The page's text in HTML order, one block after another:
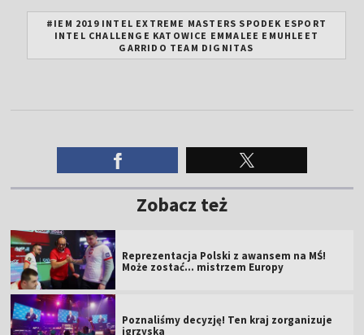
#IEM 2019 INTEL EXTREME MASTERS SPODEK ESPORT
INTEL CHALLENGE KATOWICE EMMALEE EMUHLEET
GARRIDO TEAM DIGNITAS
Zobacz też
Reprezentacja Polski z awansem na MŚ!
Może zostać... mistrzem Europy
Poznaliśmy decyzję! Ten kraj zorganizuje
igrzyska